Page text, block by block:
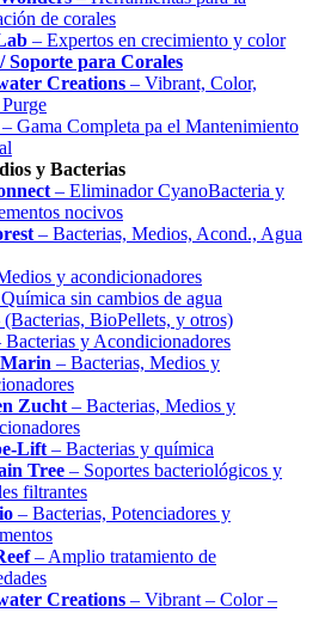
de corales
– Expertos en crecimiento y color
Soporte para Corales
Creations – Vibrant, Color,
– Gama Completa pa el Mantenimiento
y Bacterias
– Eliminador CyanoBacteria y
nocivos
– Bacterias, Medios, Acond., Agua
y acondicionadores
sin cambios de agua
BioPellets, y otros)
Bacterias y Acondicionadores
– Bacterias, Medios y
Zucht – Bacterias, Medios y
Lift – Bacterias y química
Tree – Soportes bacteriológicos y
filtrantes
– Bacterias, Potenciadores y
– Amplio tratamiento de
Creations – Vibrant – Color –